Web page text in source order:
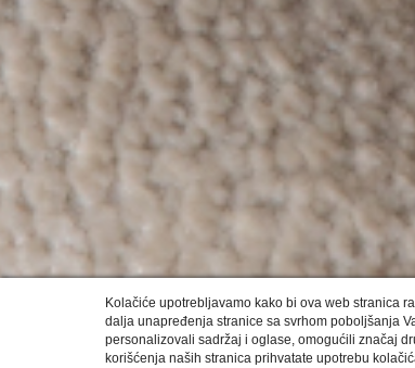
Kolačiće upotrebljavamo kako bi ova web stranica
dalja unapređenja stranice sa svrhom poboljšanja
personalizovali sadržaj i oglase, omogućili značaj
korišćenja naših stranica prihvatate upotrebu